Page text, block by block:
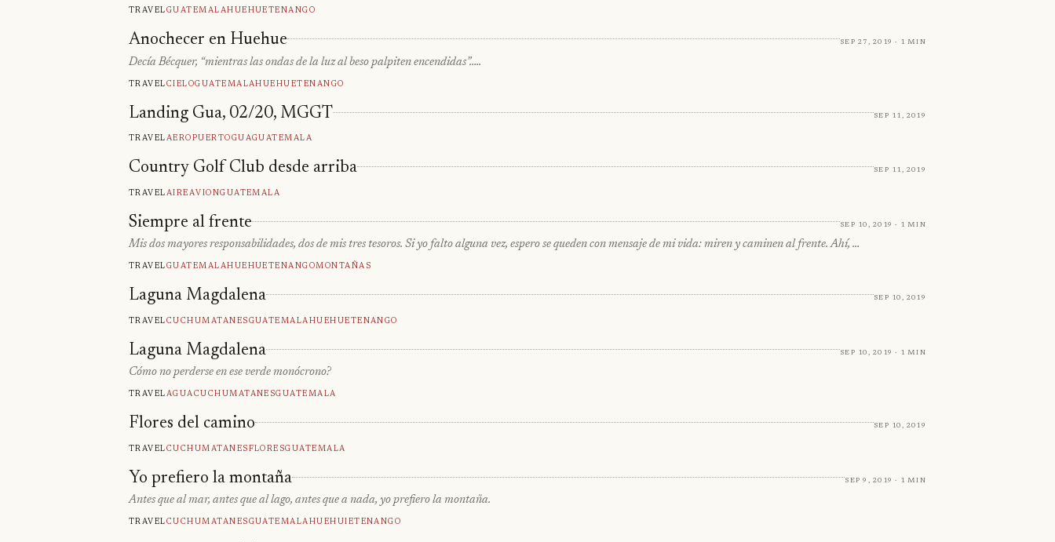
TravelGuatemalaHuehuetenango
Anochecer en Huehue Sep 27, 2019 · 1 min
Decía Bécquer, “mientras las ondas de la luz al beso palpiten encendidas”…..
TravelCieloGuatemalaHuehuetenango
Landing Gua, 02/20, MGGT Sep 11, 2019
TravelAeropuertoGuaGuatemala
Country Golf Club desde arriba Sep 11, 2019
TravelAireAvionGuatemala
Siempre al frente Sep 10, 2019 · 1 min
Mis dos mayores responsabilidades, dos de mis tres tesoros. Si yo falto alguna vez, espero se queden con mensaje de mi vida: miren y caminen al frente. Ahí, …
TravelGuatemalaHuehuetenangoMontañas
Laguna Magdalena Sep 10, 2019
TravelCuchumatanesGuatemalaHuehuetenango
Laguna Magdalena Sep 10, 2019 · 1 min
Cómo no perderse en ese verde monócrono?
TravelAguaCuchumatanesGuatemala
Flores del camino Sep 10, 2019
TravelCuchumatanesFloresGuatemala
Yo prefiero la montaña Sep 9, 2019 · 1 min
Antes que al mar, antes que al lago, antes que a nada, yo prefiero la montaña.
TravelCuchumatanesGuatemalaHuehuietenango